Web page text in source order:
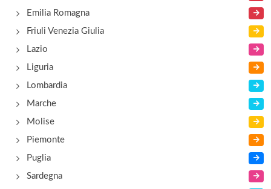
Emilia Romagna
Friuli Venezia Giulia
Lazio
Liguria
Lombardia
Marche
Molise
Piemonte
Puglia
Sardegna